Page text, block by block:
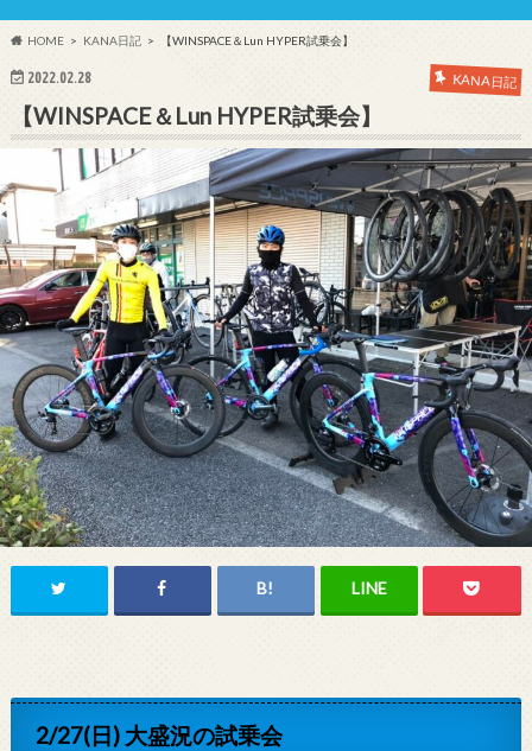
HOME KANA日記 【WINSPACE＆Lun HYPER試乗会】
2022.02.28 KANA日記
【WINSPACE＆Lun HYPER試乗会】
2/27(日) 大盛況の試乗会